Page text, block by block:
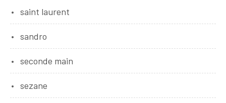
saint laurent
sandro
seconde main
sezane